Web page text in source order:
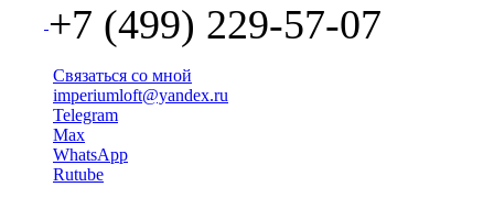
+7 (499) 229-57-07
Связаться со мной
imperiumloft@yandex.ru
Telegram
Max
WhatsApp
Rutube